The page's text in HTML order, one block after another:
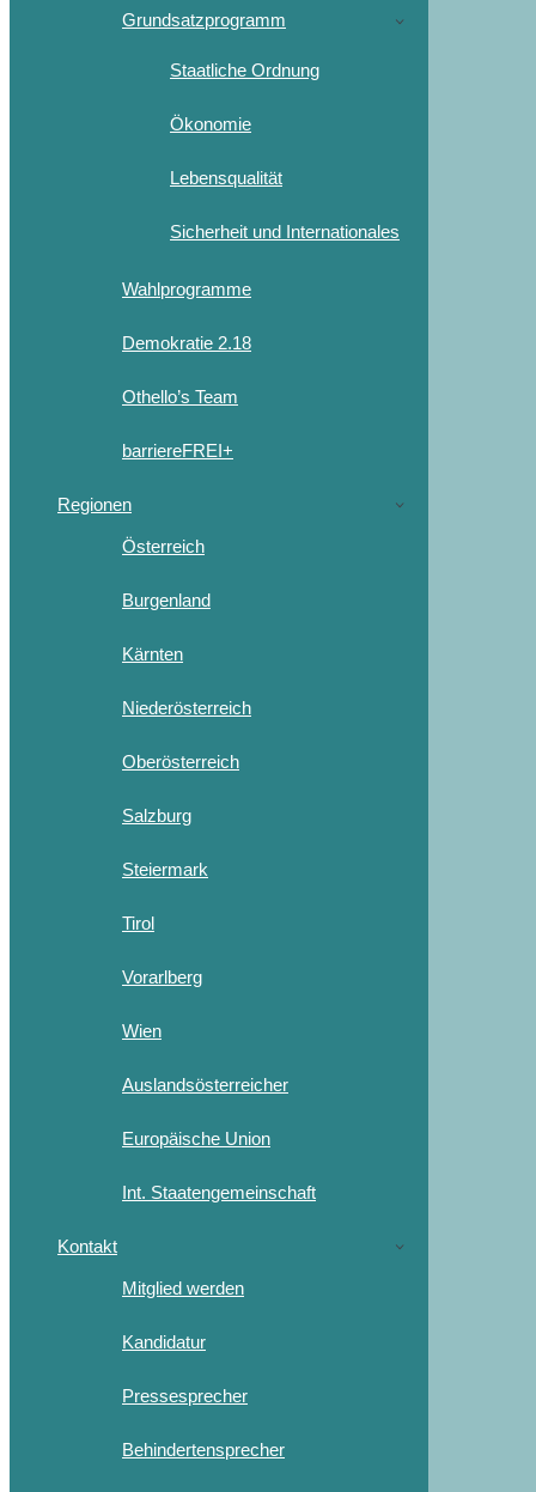
Grundsatzprogramm
Staatliche Ordnung
Ökonomie
Lebensqualität
Sicherheit und Internationales
Wahlprogramme
Demokratie 2.18
Othello’s Team
barriereFREI+
Regionen
Österreich
Burgenland
Kärnten
Niederösterreich
Oberösterreich
Salzburg
Steiermark
Tirol
Vorarlberg
Wien
Auslandsösterreicher
Europäische Union
Int. Staatengemeinschaft
Kontakt
Mitglied werden
Kandidatur
Pressesprecher
Behindertensprecher